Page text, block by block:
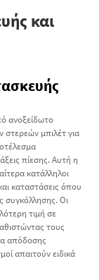
και
ανοξείδωτο
στερεών μπιλέτ για
πίεσης. Αυτή η
κατάλληλοι
καταστάσεις όπου
συγκόλλησης. Οι
τιμή σε
τους
απόδοσης
απαιτούν ειδικά